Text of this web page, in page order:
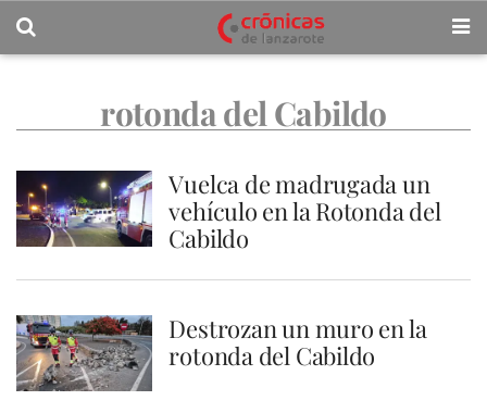
rotonda del Cabildo
Vuelca de madrugada un
vehículo en la Rotonda del
Cabildo
Destrozan un muro en la
rotonda del Cabildo